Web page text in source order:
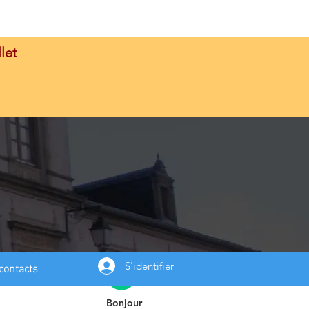
Bonjour
S'identifier